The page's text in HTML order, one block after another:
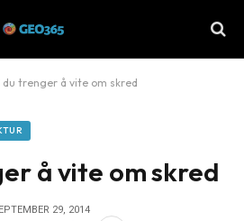
du trenger å vite om skred
å vite om skred
29, 2014